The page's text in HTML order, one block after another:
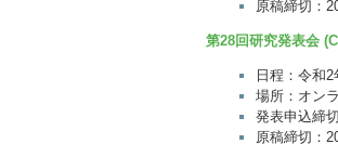
原稿締切：
第28回研究発表会
日程：令和
場所：オン
発表申込締
原稿締切：